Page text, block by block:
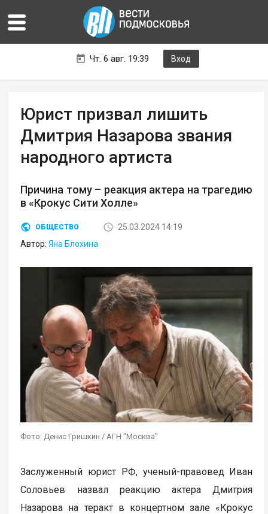
Чт. 6 авг. 19:39 Вход
Юрист призвал лишить
Дмитрия Назарова звания
народного артиста
Причина тому – реакция актера на трагедию
в «Крокус Сити Холле»
ОБЩЕСТВО
25.03.2024 14:19
Автор:Яна Блохина
Фото: Денис Гришкин / АГН "Москва"
Заслуженный юрист РФ, ученый-правовед Иван
Соловьев назвал реакцию актера Дмитрия
Назарова на теракт в концертном зале «Крокус